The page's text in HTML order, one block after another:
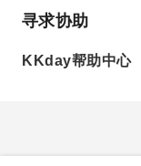
寻求协助
KKday帮助中心